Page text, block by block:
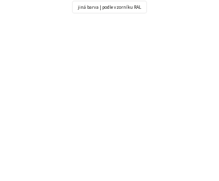
jiná barva | podle vzorníku RAL